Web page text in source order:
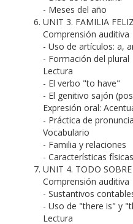
- Meses del año
UNIT 3. FAMILIA FELIZ
Comprensión auditiva
- Uso de artículos: a,
- Formación del plural
Lectura
- El verbo "to have"
- El genitivo sajón
Expresión oral:
- Práctica de
Vocabulario
- Familia y relaciones
- Características físicas
UNIT 4. TODO
Comprensión auditiva
- Sustantivos
- Uso de "there is" y
Lectura